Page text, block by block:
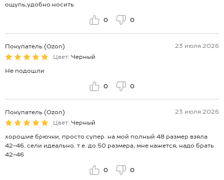
ощупь,удобно носить
0 0
Покупатель (Ozon)
23 июля 2026
Цвет: Черный
Не подошли
0 0
Покупатель (Ozon)
23 июля 2026
Цвет: Черный
хорошие брючки, просто супер. на мой полный 48 размер взяла
42-46. сели идеально. т е. до 50 размера, мне кажется, надо брать
42-46
0 0